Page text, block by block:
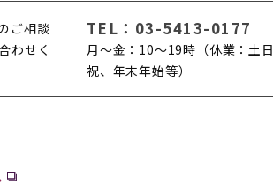
ご相談
わせく
TEL： 03-5413-0177
月〜金：10〜19時 （休業：土日
祝、年末年始等）